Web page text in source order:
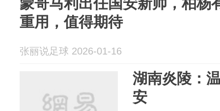
重用，值得期待
张丽说足球 2026-01-16
湖南炎陵：
安